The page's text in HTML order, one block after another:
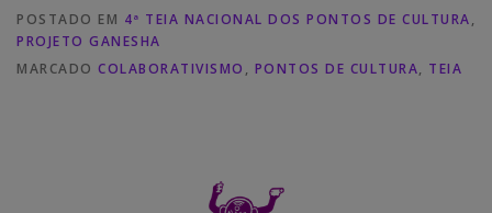
POSTADO EM 4ª TEIA NACIONAL DOS PONTOS DE CULTURA,
PROJETO GANESHA
MARCADO COLABORATIVISMO , PONTOS DE CULTURA, TEIA